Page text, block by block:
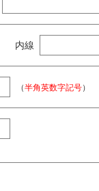
内線
（半角英数字記号）